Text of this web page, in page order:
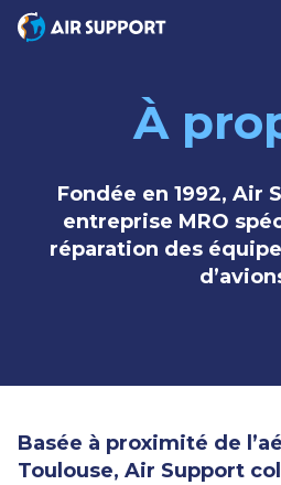
FR
Services MRO
Capacités de Réparation
Air Support
À
Fondée en 1992, Air
entreprise MRO
réparation des
Basée à proximité de
Toulouse, Air Support